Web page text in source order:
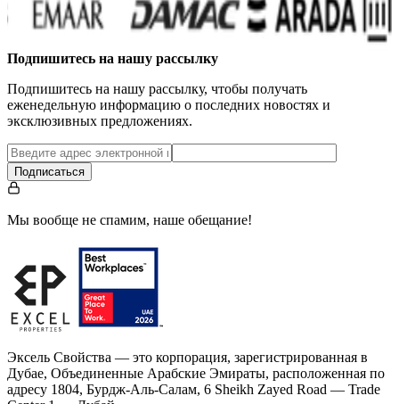
Подпишитесь на нашу рассылку
Подпишитесь на нашу рассылку, чтобы получать
еженедельную информацию о последних новостях и
эксклюзивных предложениях.
Подписаться
Мы вообще не спамим, наше обещание!
Эксель Свойства — это корпорация, зарегистрированная в
Дубае, Объединенные Арабские Эмираты, расположенная по
адресу 1804, Бурдж-Аль-Салам, 6 Sheikh Zayed Road — Trade